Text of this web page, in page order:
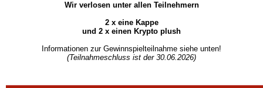
Wir verlosen unter allen Teilnehmern
2 x eine Kappe
und 2 x einen Krypto plush
Informationen zur Gewinnspielteilnahme siehe unten!
(Teilnahmeschluss ist der 30.06.2026)